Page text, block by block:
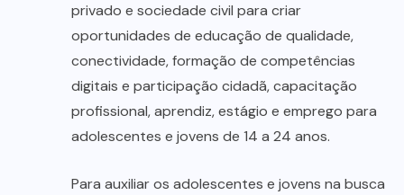
privado e sociedade civil para criar
oportunidades de educação de qualidade,
conectividade, formação de competências
digitais e participação cidadã, capacitação
profissional, aprendiz, estágio e emprego para
adolescentes e jovens de 14 a 24 anos.
Para auxiliar os adolescentes e jovens na busca